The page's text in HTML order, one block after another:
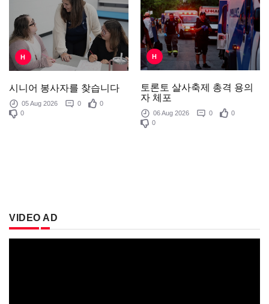
H
시니어 봉사자를 찾습니다
05 Aug 2026 0
0
0
H
토론토 살사축제 총격 용의
자 체포
06 Aug 2026 0
0
0
VIDEO AD